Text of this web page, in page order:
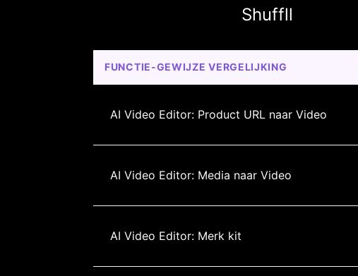
Shuffll
FUNCTIE-GEWIJZE VERGELIJKING
AI Video Editor: Product URL naar Video
AI Video Editor: Media naar Video
AI Video Editor: Merk kit